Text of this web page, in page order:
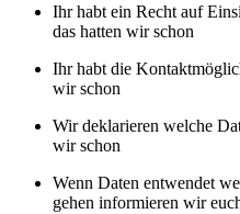
Ihr habt ein Recht auf
das hatten wir schon
Ihr habt die
wir schon
Wir deklarieren welche
wir schon
Wenn Daten entwendet
gehen informieren wir